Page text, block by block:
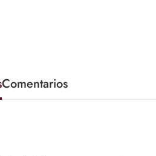
Comentarios